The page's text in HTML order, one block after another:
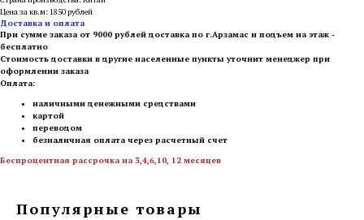
Цена за кв.м: 1850 рублей
Доставка и оплата
При сумме заказа от 9000 рублей доставка по г.Арзамас и подъем на этаж -
бесплатно
Стоимость доставки в другие населенные пункты уточнит менеджер при
оформлении заказа
Оплата:
наличными денежными средствами
картой
переводом
безналичная оплата через расчетный счет
Беспроцентная рассрочка на 3,4,6,10, 12 месяцев
Популярные товары